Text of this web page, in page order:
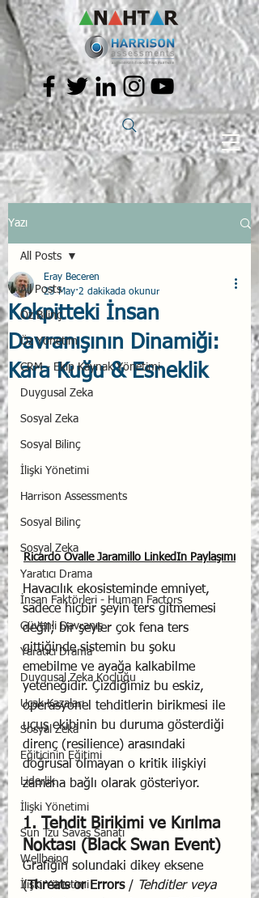
Yazı
All Posts
Öz Bilinç
Öz Yönetim
CRM - Ekip Kaynak Yönetimi
Duygusal Zeka
Sosyal Zeka
Sosyal Bilinç
İlişki Yönetimi
Harrison Assessments
Sosyal Bilinç
Sosyal Zeka
Yaratıcı Drama
İnsan Faktörleri - Human Factors
Güvenli Davranış
Yaratıcı Drama
Duygusal Zeka Koçluğu
Uçak Kazaları
Sosyal Zekâ
Eğiticinin Eğitimi
Liderlik
İlişki Yönetimi
Sun Tzu Savaş Sanatı
Wellbeing
İlişki Yönetimi
All Posts
Kokpitteki İnsan
Davranışının Dinamiği:
Kara Kuğu & Esneklik
Eray Beceren
23 May 2 dakikada okunur
Ricardo Ovalle Jaramillo LinkedIn Paylaşımı
Havacılık ekosisteminde emniyet,
sadece hiçbir şeyin ters gitmemesi
değil; bir şeyler çok fena ters
gittiğinde sistemin bu şoku
emebilme ve ayağa kalkabilme
yeteneğidir. Çizdiğimiz bu eskiz,
operasyonel tehditlerin birikmesi ile
uçuş ekibinin bu duruma gösterdiği
direnç (resilience) arasındaki
doğrusal olmayan o kritik ilişkiyi
zamana bağlı olarak gösteriyor.
1. Tehdit Birikimi ve Kırılma
Noktası (Black Swan Event)
Grafiğin solundaki dikey eksene
(Threats or Errors /
Tehditler veya